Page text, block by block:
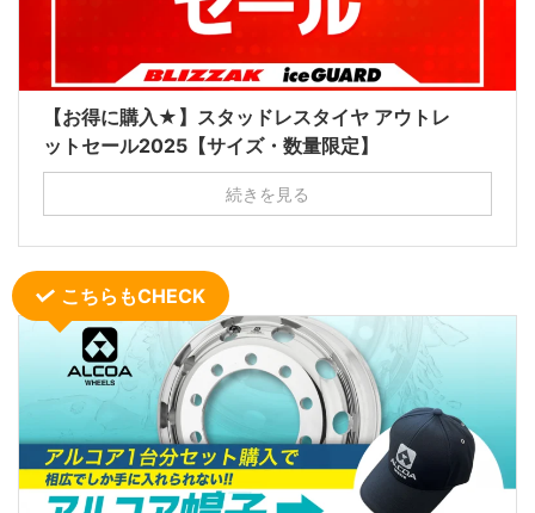
【お得に購入★】スタッドレスタイヤ アウトレ
ットセール2025【サイズ・数量限定】
続きを見る
こちらもCHECK